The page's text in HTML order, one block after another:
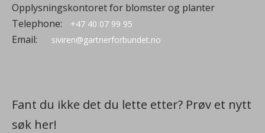
Opplysningskontoret for blomster og planter
Telephone:
+47 40 07 99 95
Email: siviren@gartnerforbundet.no
Fant du ikke det du lette etter? Prøv et nytt
søk her!